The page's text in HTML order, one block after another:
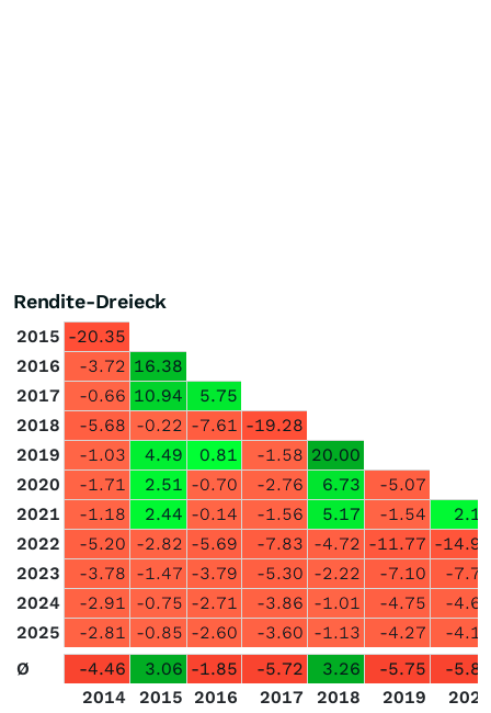
Rendite-Dreieck
2015 -20.35
2016
-3.72 16.38
2017
-0.66 10.94
5.75
2018
-5.68 -0.22 -7.61 -19.28
2019
-1.03 4.49 0.81 -1.58 20.00
2020
-1.71 2.51 -0.70 -2.76 6.73
-5.07
2021
-1.18 2.44 -0.14 -1.56 5.17 -1.54
2.12
2022
-5.20 -2.82 -5.69 -7.83 -4.72 -11.77 -14.94
2023
-3.78 -1.47 -3.79 -5.30 -2.22 -7.10
-7.77
2024
-2.91 -0.75 -2.71 -3.86 -1.01 -4.75
-4.67
2025
-2.81 -0.85 -2.60 -3.60 -1.13 -4.27
-4.10
Ø
-4.46 3.06 -1.85 -5.72 3.26 -5.75
-5.87
2014
2015 2016 2017 2018 2019 2020